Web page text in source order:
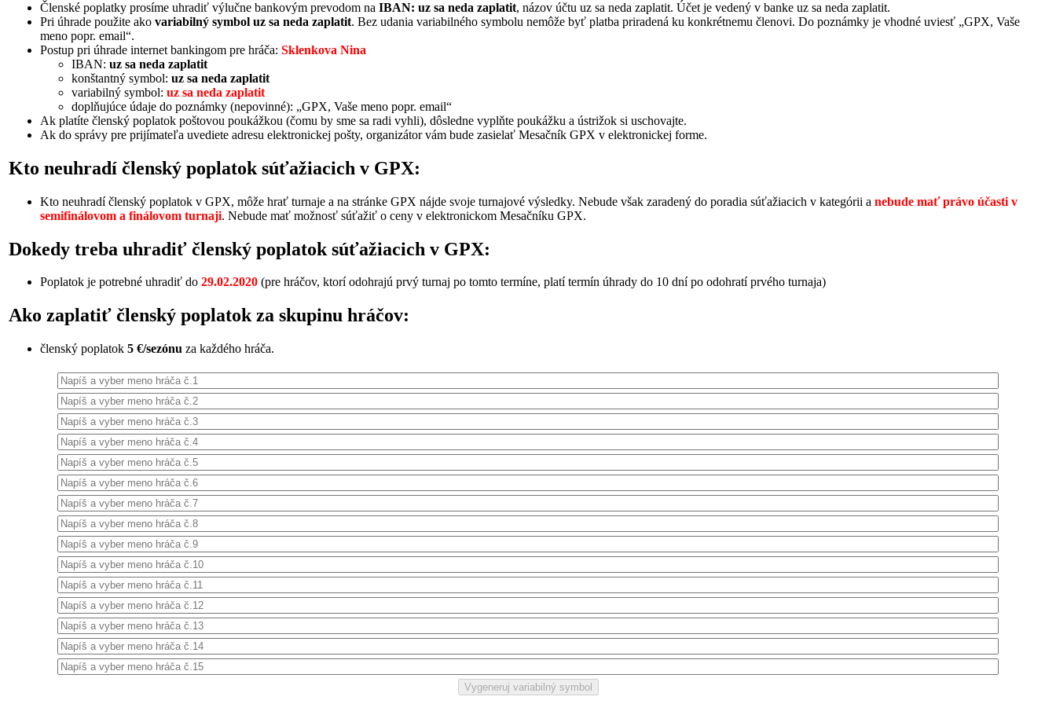
Členské poplatky prosíme uhradiť výlučne bankovým prevodom na IBAN: uz sa neda zaplatit, názov účtu uz sa neda zaplatit. Účet je vedený v banke uz sa neda zaplatit.
Pri úhrade použite ako variabilný symbol uz sa neda zaplatit. Bez udania variabilného symbolu nemôže byť platba priradená ku konkrétnemu členovi. Do poznámky je vhodné uviesť „GPX, Vaše
meno popr. email“.
Postup pri úhrade internet bankingom pre hráča: Sklenkova Nina
IBAN: uz sa neda zaplatit
konštantný symbol: uz sa neda zaplatit
variabilný symbol: uz sa neda zaplatit
doplňujúce údaje do poznámky (nepovinné): „GPX, Vaše meno popr. email“
Ak platíte členský poplatok poštovou poukážkou (čomu by sme sa radi vyhli), dôsledne vyplňte poukážku a ústrižok si uschovajte.
Ak do správy pre prijímateľa uvediete adresu elektronickej pošty, organizátor vám bude zasielať Mesačník GPX v elektronickej forme.
Kto neuhradí členský poplatok súťažiacich v GPX:
Kto neuhradí členský poplatok v GPX, môže hrať turnaje a na stránke GPX nájde svoje turnajové výsledky. Nebude však zaradený do poradia súťažiacich v kategórii a nebude mať právo účasti v
semifinálovom a finálovom turnaji. Nebude mať možnosť súťažiť o ceny v elektronickom Mesačníku GPX.
Dokedy treba uhradiť členský poplatok súťažiacich v GPX:
Poplatok je potrebné uhradiť do 29.02.2020 (pre hráčov, ktorí odohrajú prvý turnaj po tomto termíne, platí termín úhrady do 10 dní po odohratí prvého turnaja)
Ako zaplatiť členský poplatok za skupinu hráčov:
členský poplatok 5 €/sezónu za každého hráča.